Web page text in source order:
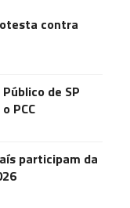
contra
de SP
PCC
participam da